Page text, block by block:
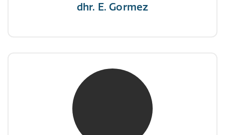
dhr. E. Gormez
mw. mr. H.A. de Jongh
NIVRE Register-Expert
"There is no elevator to succes, you need to